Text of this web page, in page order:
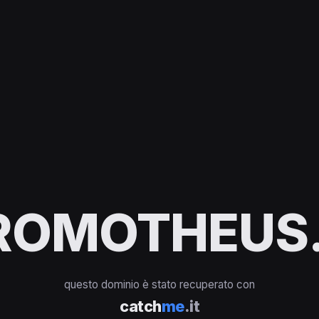
questo dominio è stato recuperato con
catchme.it